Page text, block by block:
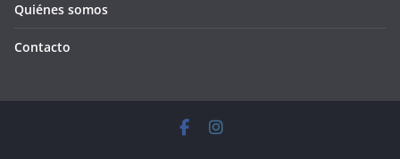
Quiénes somos
Contacto